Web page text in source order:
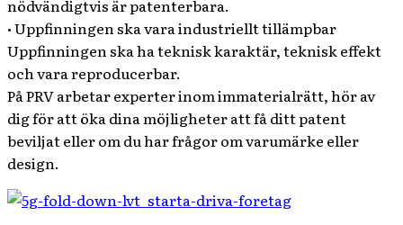
nödvändigtvis är patenterbara.
• Uppfinningen ska vara industriellt tillämpbar
Uppfinningen ska ha teknisk karaktär, teknisk effekt
och vara reproducerbar.
På PRV arbetar experter inom immaterialrätt, hör av
dig för att öka dina möjligheter att få ditt patent
beviljat eller om du har frågor om varumärke eller
design.